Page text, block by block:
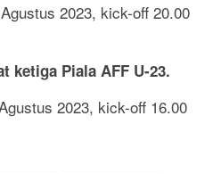
2023, kick-off 20.00
ketiga Piala AFF U-23.
2023, kick-off 16.00